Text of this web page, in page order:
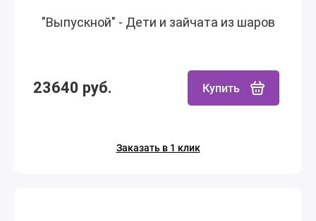
"Выпускной" - Дети и зайчата из шаров
23640 руб. Купить
Заказать в 1 клик